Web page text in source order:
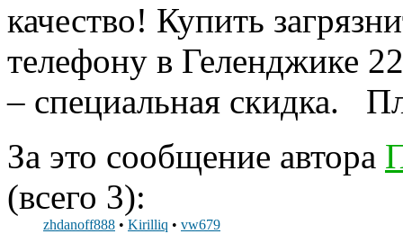
качество! Купить
телефону в Геленджике
– специальная скидка.
За это сообщение автора
(всего 3):
zhdanoff888 • Kirilliq • vw679